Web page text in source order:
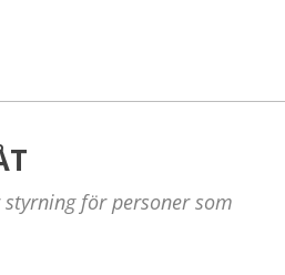
för personer som